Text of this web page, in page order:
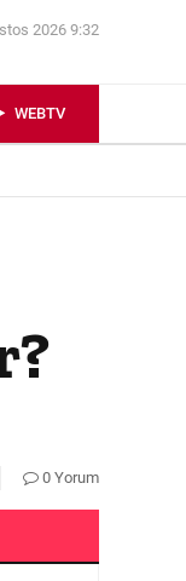
2026 9:32
WEBTV
0 Yorum